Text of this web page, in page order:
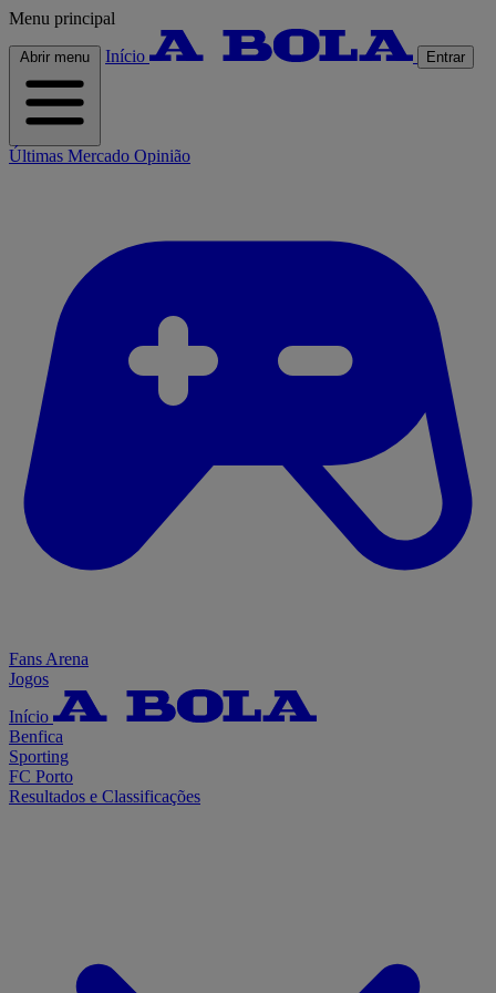
Menu principal
Abrir menu Início Entrar
Últimas Mercado Opinião
Fans Arena
Jogos
Início
Benfica
Sporting
FC Porto
Resultados e Classificações